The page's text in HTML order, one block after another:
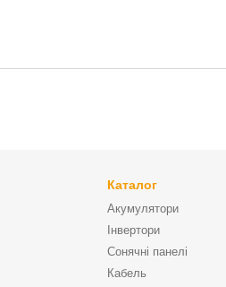
Каталог
Акумулятори
Інвертори
Сонячні панелі
Кабель